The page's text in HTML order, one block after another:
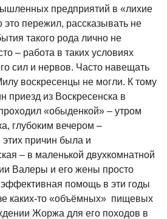
предприятий в «лихие
это пережил, рассказывать не
такого рода лично не
– работа в таких условиях
сил и нервов. Часто навещать
воскресенцы не могли. К тому
приезд из Воскресенска в
«обыденкой» – утром
глубоким вечером –
причин была и
– в маленькой двухкомнатной
Валеры и его жены просто
помощь в эти годы
каких-то «объёмных» пищевых
Жоржа для его походов в